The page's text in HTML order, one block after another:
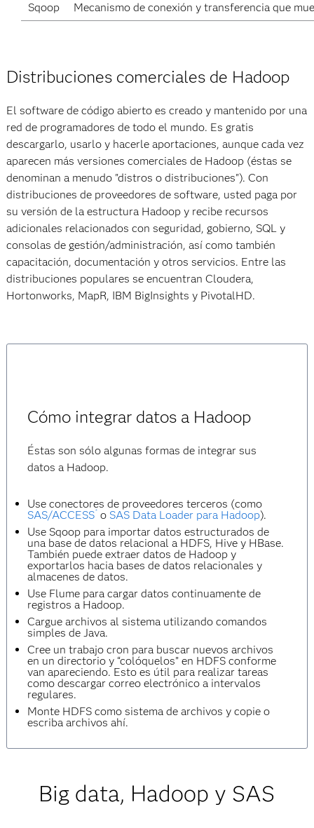
Sqoop Mecanismo de conexión y transferencia que
Distribuciones comerciales de Hadoop
El software de código abierto es creado y mantenido por una
red de programadores de todo el mundo. Es gratis
descargarlo, usarlo y hacerle aportaciones, aunque cada vez
aparecen más versiones comerciales de Hadoop (éstas se
denominan a menudo "distros o distribuciones"). Con
distribuciones de proveedores de software, usted paga por
su versión de la estructura Hadoop y recibe recursos
adicionales relacionados con seguridad, gobierno, SQL y
consolas de gestión/administración, así como también
capacitación, documentación y otros servicios. Entre las
distribuciones populares se encuentran Cloudera,
Hortonworks, MapR, IBM BigInsights y PivotalHD.
Cómo integrar datos a Hadoop
Éstas son sólo algunas formas de integrar sus
datos a Hadoop.
Use conectores de proveedores terceros (como
SAS/ACCESS® o SAS Data Loader para Hadoop).
Use Sqoop para importar datos estructurados de
una base de datos relacional a HDFS, Hive y HBase.
También puede extraer datos de Hadoop y
exportarlos hacia bases de datos relacionales y
almacenes de datos.
Use Flume para cargar datos continuamente de
registros a Hadoop.
Cargue archivos al sistema utilizando comandos
simples de Java.
Cree un trabajo cron para buscar nuevos archivos
en un directorio y “colóquelos” en HDFS conforme
van apareciendo. Esto es útil para realizar tareas
como descargar correo electrónico a intervalos
regulares.
Monte HDFS como sistema de archivos y copie o
escriba archivos ahí.
Big data, Hadoop y SAS